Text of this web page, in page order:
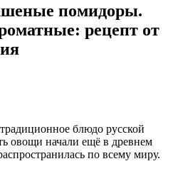
помидоры.
рецепт от
блюдо русской
овощи начали ещё в древнем
по всему миру.